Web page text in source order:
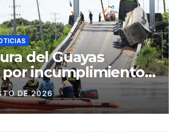
del Guayas
incumplimiento
a la
CONORTE y
en
DE 2026